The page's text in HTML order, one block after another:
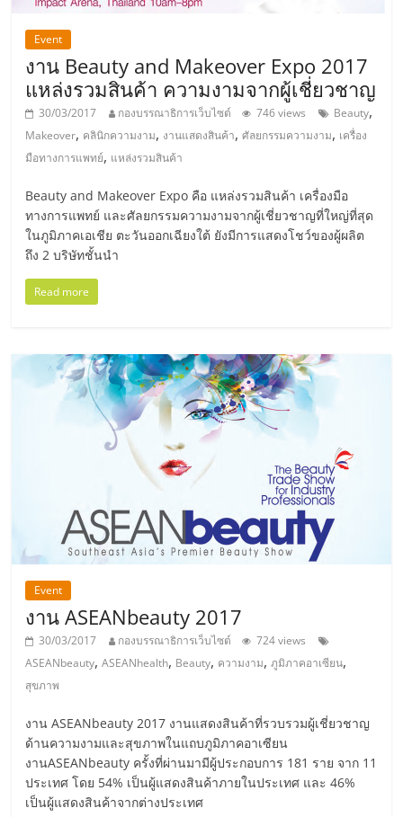
เปิด
ร้าน
ปรึกษา
ฟรี,
บริการ
พัฒนา
ระบบ
แฟ
ข้อมูล
ธุรกิจ
SME
แห่ง
ประเทศไทย,
ThaiSMEsCenter,
ธุรกิจ
มอี
ไทย,
Event
งาน Beauty and Makeover Expo 2017
แหล่งรวมสินค้า ความงามจากผู้เชี่ยวชาญ
30/03/2017 กองบรรณาธิการเว็บไซต์ 746 views Beauty,
Makeover, คลินิกความงาม, งานแสดงสินค้า,ศัลยกรรมความงาม, เครื่อง
มือทางการแพทย์, แหล่งรวมสินค้า
Beauty and Makeover Expo คือ แหล่งรวมสินค้า เครื่องมือ
ทางการแพทย์ และศัลยกรรมความงามจากผู้เชี่ยวชาญที่ใหญ่ที่สุด
ในภูมิภาคเอเชีย ตะวันออกเฉียงใต้ ยังมีการแสดงโชว์ของผู้ผลิต
ถึง 2 บริษัทชั้นนำ
Read more
Event
งาน ASEANbeauty 2017
30/03/2017 กองบรรณาธิการเว็บไซต์
724 views
ASEANbeauty,ASEANhealth, Beauty, ความงาม,ภูมิภาคอาเซียน,
สุขภาพ
งาน ASEANbeauty 2017 งานแสดงสินค้าที่รวบรวมผู้เชี่ยวชาญ
ด้านความงามและสุขภาพในแถบภูมิภาคอาเซียน
งานASEANbeauty ครั้งที่ผ่านมามีผู้ประกอบการ 181 ราย จาก 11
ประเทศ โดย 54% เป็นผู้แสดงสินค้าภายในประเทศ และ 46%
เป็นผู้แสดงสินค้าจากต่างประเทศ